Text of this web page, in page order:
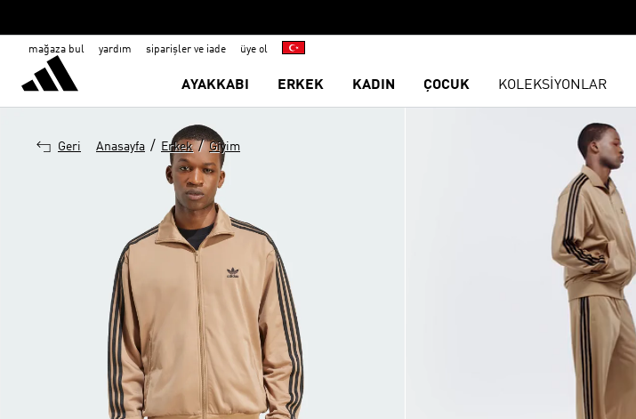
mağaza bul yardım siparişler ve iade üye ol
AYAKKABI ERKEK KADIN ÇOCUK KOLEKSİYONLAR
Geri Anasayfa / Erkek / Giyim